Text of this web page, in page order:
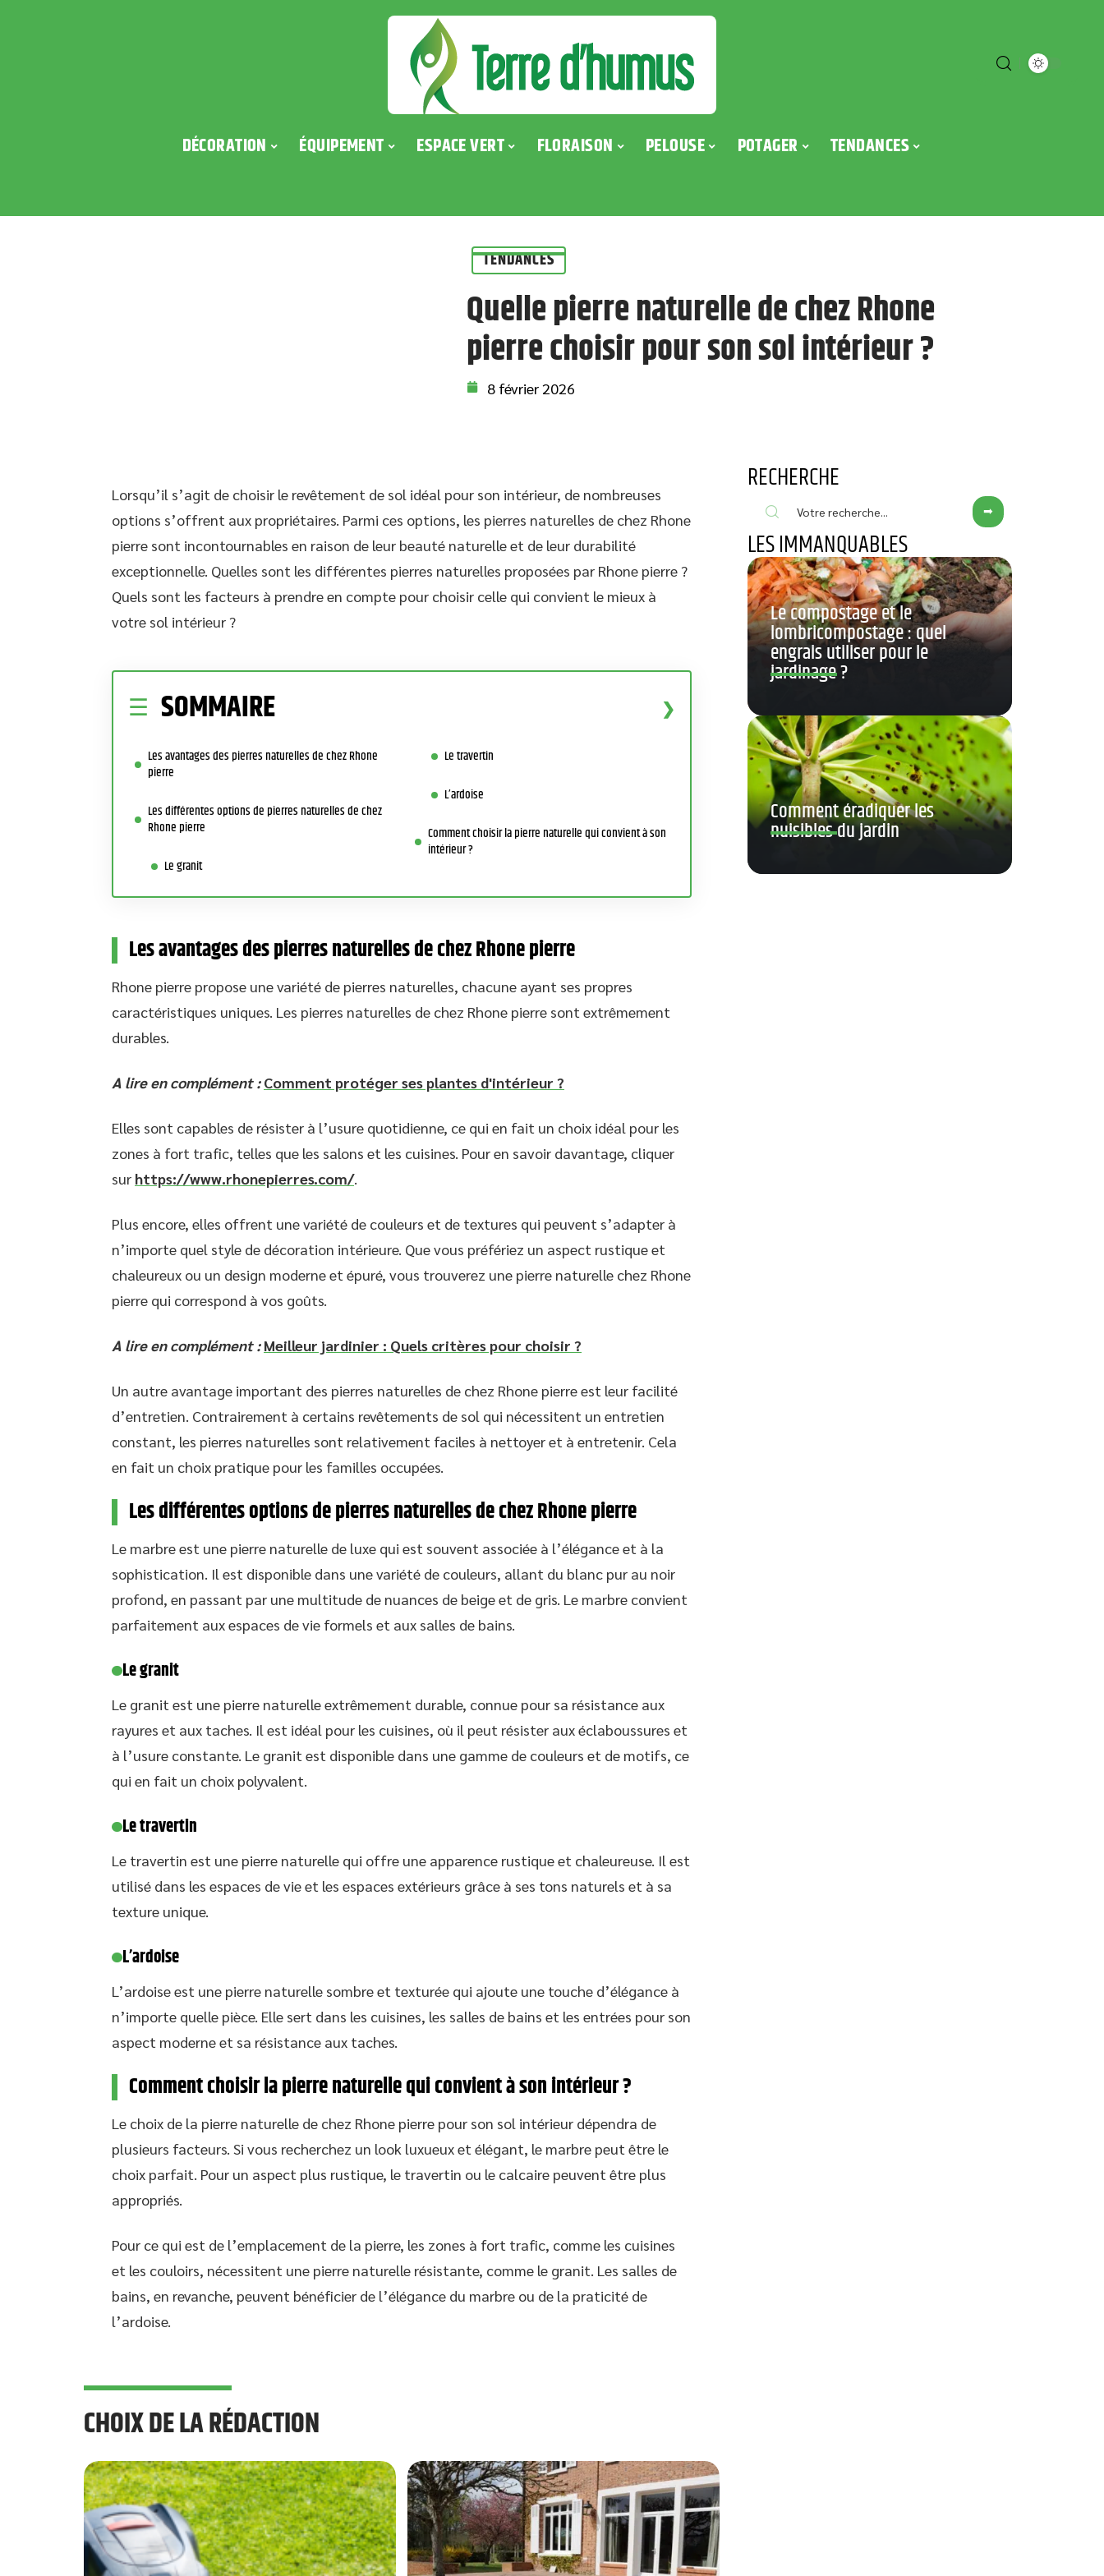
DÉCORATION ÉQUIPEMENT ESPACE VERT FLORAISON PELOUSE POTAGER TENDANCES
TENDANCES
Quelle pierre naturelle de chez Rhone
pierre choisir pour son sol intérieur ?
8 février 2026
Lorsqu’il s’agit de choisir le revêtement de sol idéal pour son intérieur, de nombreuses
options s’offrent aux propriétaires. Parmi ces options, les pierres naturelles de chez Rhone
pierre sont incontournables en raison de leur beauté naturelle et de leur durabilité
exceptionnelle. Quelles sont les différentes pierres naturelles proposées par Rhone pierre ?
Quels sont les facteurs à prendre en compte pour choisir celle qui convient le mieux à
votre sol intérieur ?
SOMMAIRE
Les avantages des pierres naturelles de chez Rhone
pierre
Les différentes options de pierres naturelles de chez
Rhone pierre
Le granit
Le travertin
L’ardoise
Comment choisir la pierre naturelle qui convient à son
intérieur ?
Les avantages des pierres naturelles de chez Rhone pierre
Rhone pierre propose une variété de pierres naturelles, chacune ayant ses propres
caractéristiques uniques. Les pierres naturelles de chez Rhone pierre sont extrêmement
durables.
A lire en complément : Comment protéger ses plantes d'intérieur ?
Elles sont capables de résister à l’usure quotidienne, ce qui en fait un choix idéal pour les
zones à fort trafic, telles que les salons et les cuisines. Pour en savoir davantage, cliquer
sur https://www.rhonepierres.com/.
Plus encore, elles offrent une variété de couleurs et de textures qui peuvent s’adapter à
n’importe quel style de décoration intérieure. Que vous préfériez un aspect rustique et
chaleureux ou un design moderne et épuré, vous trouverez une pierre naturelle chez Rhone
pierre qui correspond à vos goûts.
A lire en complément : Meilleur jardinier : Quels critères pour choisir ?
Un autre avantage important des pierres naturelles de chez Rhone pierre est leur facilité
d’entretien. Contrairement à certains revêtements de sol qui nécessitent un entretien
constant, les pierres naturelles sont relativement faciles à nettoyer et à entretenir. Cela
en fait un choix pratique pour les familles occupées.
Les différentes options de pierres naturelles de chez Rhone pierre
Le marbre est une pierre naturelle de luxe qui est souvent associée à l’élégance et à la
sophistication. Il est disponible dans une variété de couleurs, allant du blanc pur au noir
profond, en passant par une multitude de nuances de beige et de gris. Le marbre convient
parfaitement aux espaces de vie formels et aux salles de bains.
Le granit
Le granit est une pierre naturelle extrêmement durable, connue pour sa résistance aux
rayures et aux taches. Il est idéal pour les cuisines, où il peut résister aux éclaboussures et
à l’usure constante. Le granit est disponible dans une gamme de couleurs et de motifs, ce
qui en fait un choix polyvalent.
Le travertin
Le travertin est une pierre naturelle qui offre une apparence rustique et chaleureuse. Il est
utilisé dans les espaces de vie et les espaces extérieurs grâce à ses tons naturels et à sa
texture unique.
L’ardoise
L’ardoise est une pierre naturelle sombre et texturée qui ajoute une touche d’élégance à
n’importe quelle pièce. Elle sert dans les cuisines, les salles de bains et les entrées pour son
aspect moderne et sa résistance aux taches.
Comment choisir la pierre naturelle qui convient à son intérieur ?
Le choix de la pierre naturelle de chez Rhone pierre pour son sol intérieur dépendra de
plusieurs facteurs. Si vous recherchez un look luxueux et élégant, le marbre peut être le
choix parfait. Pour un aspect plus rustique, le travertin ou le calcaire peuvent être plus
appropriés.
Pour ce qui est de l’emplacement de la pierre, les zones à fort trafic, comme les cuisines
et les couloirs, nécessitent une pierre naturelle résistante, comme le granit. Les salles de
bains, en revanche, peuvent bénéficier de l’élégance du marbre ou de la praticité de
l’ardoise.
CHOIX DE LA RÉDACTION
RECHERCHE
LES IMMANQUABLES
Le compostage et le
lombricompostage : quel
engrais utiliser pour le
jardinage ?
Comment éradiquer les
nuisibles du jardin